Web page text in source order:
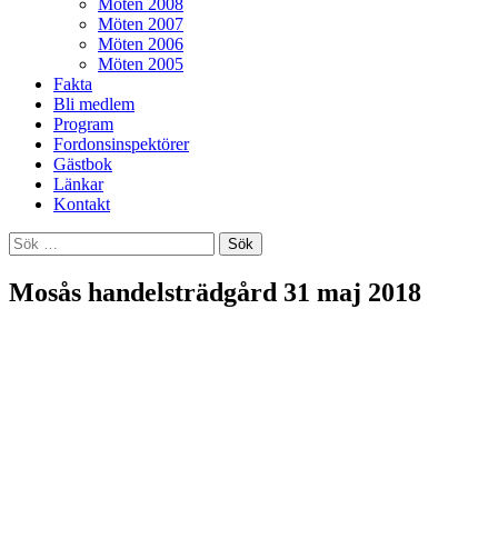
Möten 2008
Möten 2007
Möten 2006
Möten 2005
Fakta
Bli medlem
Program
Fordonsinspektörer
Gästbok
Länkar
Kontakt
Sök
efter:
Mosås handelsträdgård 31 maj 2018